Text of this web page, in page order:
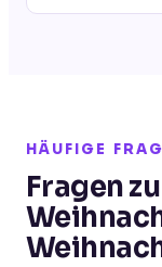
HÄUFIGE
Fragen